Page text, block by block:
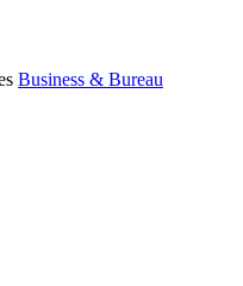
Business & Bureau